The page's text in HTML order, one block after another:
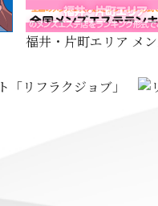
福井・片町エリア メ